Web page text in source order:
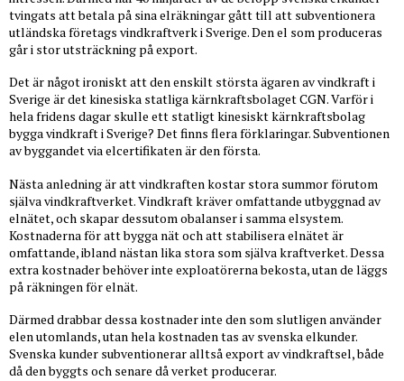
tvingats att betala på sina elräkningar gått till att subventionera
utländska företags vindkraftverk i Sverige. Den el som produceras
går i stor utsträckning på export.
Det är något ironiskt att den enskilt största ägaren av vindkraft i
Sverige är det kinesiska statliga kärnkraftsbolaget CGN. Varför i
hela fridens dagar skulle ett statligt kinesiskt kärnkraftsbolag
bygga vindkraft i Sverige? Det finns flera förklaringar. Subventionen
av byggandet via elcertifikaten är den första.
Nästa anledning är att vindkraften kostar stora summor förutom
själva vindkraftverket. Vindkraft kräver omfattande utbyggnad av
elnätet, och skapar dessutom obalanser i samma elsystem.
Kostnaderna för att bygga nät och att stabilisera elnätet är
omfattande, ibland nästan lika stora som själva kraftverket. Dessa
extra kostnader behöver inte exploatörerna bekosta, utan de läggs
på räkningen för elnät.
Därmed drabbar dessa kostnader inte den som slutligen använder
elen utomlands, utan hela kostnaden tas av svenska elkunder.
Svenska kunder subventionerar alltså export av vindkraftsel, både
då den byggts och senare då verket producerar.